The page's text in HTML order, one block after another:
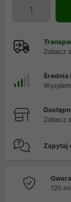
Zobacz
Średnia
Zobacz
Zapytaj
120